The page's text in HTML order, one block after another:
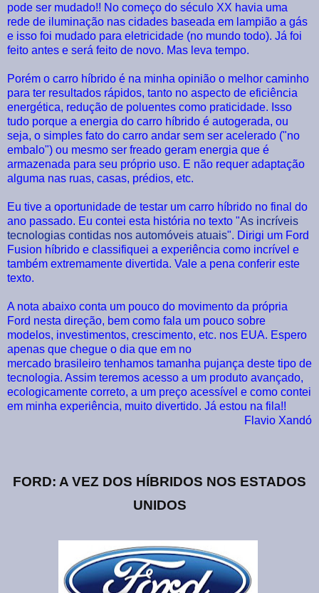
pode ser mudado!! No começo do século XX havia uma
rede de iluminação nas cidades baseada em lampião a gás
e isso foi mudado para eletricidade (no mundo todo). Já foi
feito antes e será feito de novo. Mas leva tempo.
Porém o carro híbrido é na minha opinião o melhor caminho
para ter resultados rápidos, tanto no aspecto de eficiência
energética, redução de poluentes como praticidade. Isso
tudo porque a energia do carro híbrido é autogerada, ou
seja, o simples fato do carro andar sem ser acelerado ("no
embalo") ou mesmo ser freado geram energia que é
armazenada para seu próprio uso. E não requer adaptação
alguma nas ruas, casas, prédios, etc.
Eu tive a oportunidade de testar um carro híbrido no final do
ano passado. Eu contei esta história no texto "As incríveis
tecnologias contidas nos automóveis atuais". Dirigi um Ford
Fusion híbrido e classifiquei a experiência como incrível e
também extremamente divertida. Vale a pena conferir este
texto.
A nota abaixo conta um pouco do movimento da própria
Ford nesta direção, bem como fala um pouco sobre
modelos, investimentos, crescimento, etc. nos EUA. Espero
apenas que chegue o dia que em no
mercado brasileiro tenhamos tamanha pujança deste tipo de
tecnologia. Assim teremos acesso a um produto avançado,
ecologicamente correto, a um preço acessível e como contei
em minha experiência, muito divertido. Já estou na fila!!
Flavio Xandó
FORD: A VEZ DOS HÍBRIDOS NOS ESTADOS
UNIDOS